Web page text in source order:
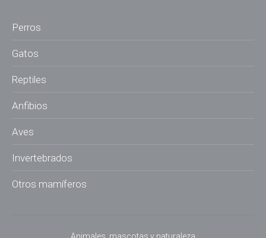
Perros
Gatos
Reptiles
Anfibios
Aves
Invertebrados
Otros mamíferos